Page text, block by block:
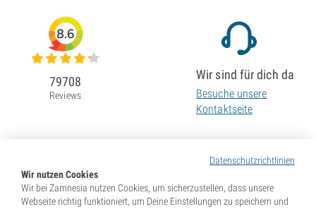
Datenschutzrichtlinien
Wir nutzen Cookies
Wir bei Zamnesia nutzen Cookies, um sicherzustellen, dass unsere
Webseite richtig funktioniert, um Deine Einstellungen zu speichern und
8.6
79708
Reviews
Wir sind für dich da
Besuche unsere
Kontaktseite